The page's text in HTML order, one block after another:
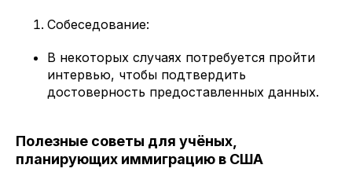
Собеседование:
В некоторых случаях потребуется пройти
интервью, чтобы подтвердить
достоверность предоставленных данных.
Полезные советы для учёных,
планирующих иммиграцию в США